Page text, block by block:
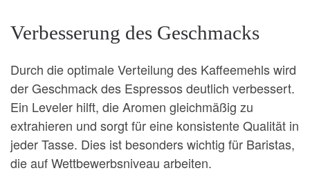
Verbesserung des Geschmacks
Durch die optimale Verteilung des Kaffeemehls wird
der Geschmack des Espressos deutlich verbessert.
Ein Leveler hilft, die Aromen gleichmäßig zu
extrahieren und sorgt für eine konsistente Qualität in
jeder Tasse. Dies ist besonders wichtig für Baristas,
die auf Wettbewerbsniveau arbeiten.